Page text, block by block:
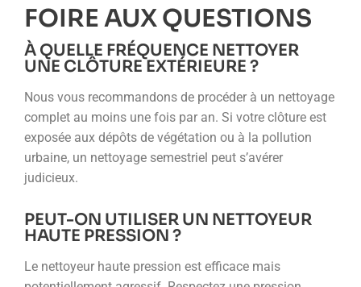
FOIRE AUX QUESTIONS
À QUELLE FRÉQUENCE NETTOYER
UNE CLÔTURE EXTÉRIEURE ?
Nous vous recommandons de procéder à un nettoyage
complet au moins une fois par an. Si votre clôture est
exposée aux dépôts de végétation ou à la pollution
urbaine, un nettoyage semestriel peut s’avérer
judicieux.
PEUT-ON UTILISER UN NETTOYEUR
HAUTE PRESSION ?
Le nettoyeur haute pression est efficace mais